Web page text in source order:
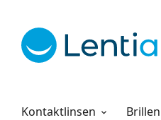
Kontaktlinsen
Pflegemittel Brillen
Alles über den Einkauf